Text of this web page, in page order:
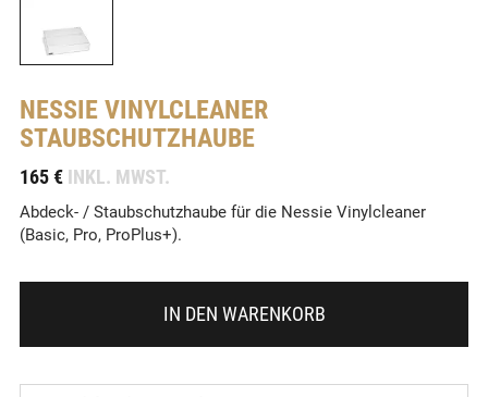
NESSIE VINYLCLEANER
STAUBSCHUTZHAUBE
165 € INKL. MWST.
Abdeck- / Staubschutzhaube für die Nessie Vinylcleaner
(Basic, Pro, ProPlus+).
IN DEN WARENKORB